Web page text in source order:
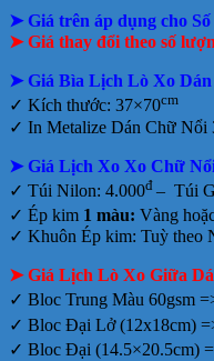
là:
145.000₫.
tại
là:
➤ Giá trên áp dụng cho
➤ Giá thay đổi theo số
➤ Giá Bìa Lịch Lò Xo
✓ Kích thước: 37×70cm
✓ In Metalize Dán Chữ Nổi
➤ Giá Lịch Xo Xo Chữ
✓ Túi Nilon: 4.000đ – Túi
✓ Ép kim 1 màu: Vàng
✓ Khuôn Ép kim: Tuỳ theo
➤ Giá Lịch Lò Xo Giữa
✓ Bloc Trung Màu 60gsm
✓ Bloc Đại Lở (12x18cm)
✓ Bloc Đại (14.5×20.5cm)